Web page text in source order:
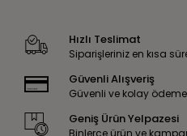
Hızlı Teslimat
Siparişleriniz en kısa
Güvenli Alışveriş
Güvenli ve kolay
Geniş Ürün Yelpazesi
Binlerce ürün ve